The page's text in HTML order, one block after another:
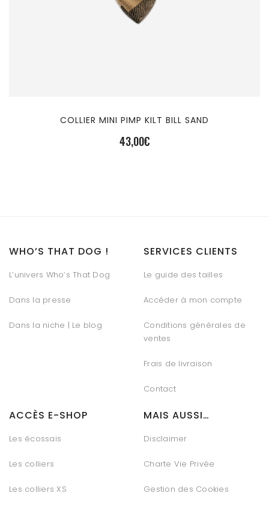
COLLIER MINI PIMP KILT BILL SAND
43,00€
WHO’S THAT DOG !
L’univers Who’s That Dog
Dans la presse
Dans la niche | Le blog
SERVICES CLIENTS
Le guide des tailles
Accéder à mon compte
Conditions générales de
ventes
Frais de livraison
Contact
ACCÈS E-SHOP
Les écossais
Les colliers
Les colliers XS
MAIS AUSSI…
Disclaimer
Charte Vie Privée
Gestion des Cookies